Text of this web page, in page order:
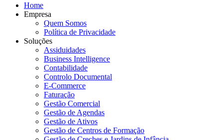
Home
Empresa
Quem Somos
Política de Privacidade
Soluções
Assiduidades
Business Intelligence
Contabilidade
Controlo Documental
E-Commerce
Faturação
Gestão Comercial
Gestão de Agendas
Gestão de Ativos
Gestão de Centros de Formação